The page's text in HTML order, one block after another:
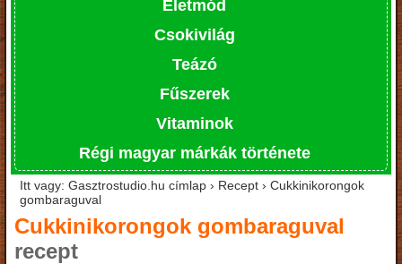
Életmód
Csokivilág
Teázó
Fűszerek
Vitaminok
Régi magyar márkák története
Itt vagy: Gasztrostudio.hu címlap › Recept › Cukkinikorongok
gombaraguval
Cukkinikorongok gombaraguval
recept